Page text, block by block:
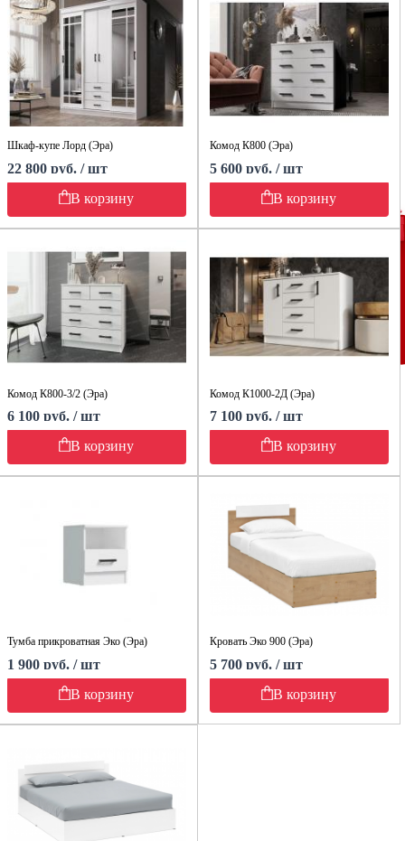
Шкаф-купе Лорд (Эра)
22 800 руб. / шт
В корзину
Комод К800 (Эра)
5 600 руб. / шт
В корзину
Комод К800-3/2 (Эра)
6 100 руб. / шт
В корзину
Комод К1000-2Д (Эра)
7 100 руб. / шт
В корзину
Тумба прикроватная Эко (Эра)
1 900 руб. / шт
В корзину
Кровать Эко 900 (Эра)
5 700 руб. / шт
В корзину